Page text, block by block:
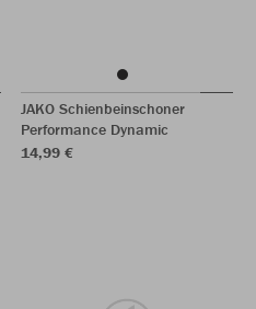
JAKO Schienbeinschoner
Performance Dynamic
14,99 €